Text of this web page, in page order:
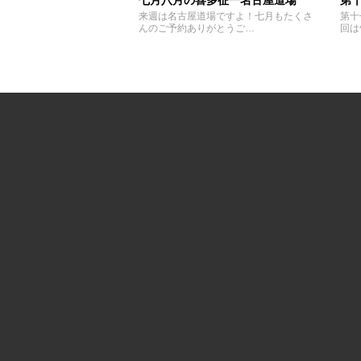
来週は名古屋道場ですよ！七月もたくさ
んのご予約ありがとうご…
第
回